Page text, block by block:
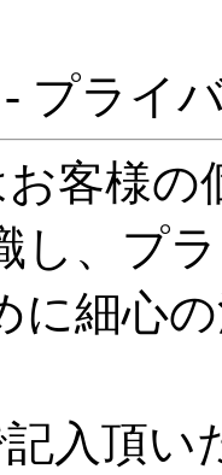
- プライ
客様の
し、プ
に細心
入頂い